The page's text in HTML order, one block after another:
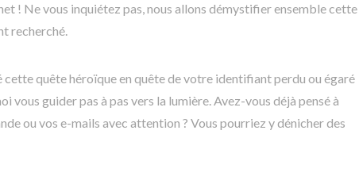
! Ne vous inquiétez pas, nous allons démystifier ensemble cette
recherché.
cette quête héroïque en quête de votre identifiant perdu ou égaré
vous guider pas à pas vers la lumière. Avez-vous déjà pensé à
ou vos e-mails avec attention ? Vous pourriez y dénicher des